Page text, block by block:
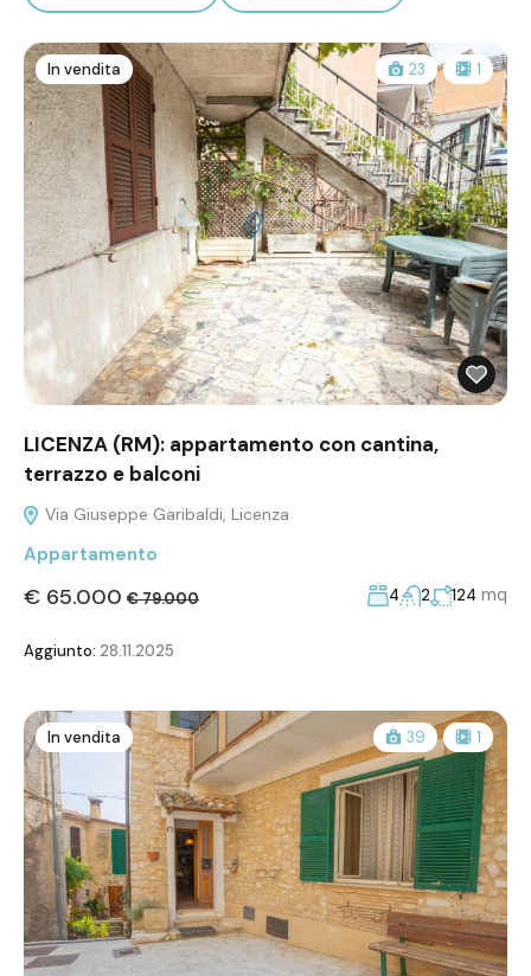
In vendita 23 1
LICENZA (RM): appartamento con cantina,
terrazzo e balconi
Via Giuseppe Garibaldi, Licenza
Appartamento
€ 65.000 € 79.000 4 2 124 mq
Aggiunto: 28.11.2025
In vendita 39 1